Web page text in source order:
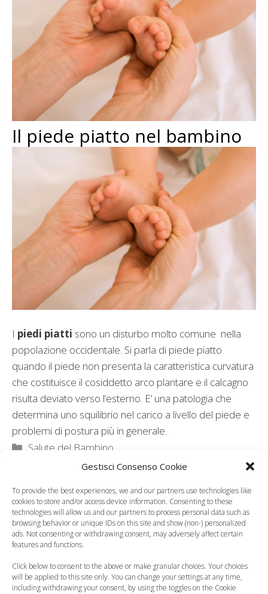
Gestisci Consenso Cookie
To provide the best experiences, we and our partners use technologies like
cookies to store and/or access device information. Consenting to these
technologies will allow us and our partners to process personal data such as
browsing behavior or unique IDs on this site and show (non-) personalized
ads. Not consenting or withdrawing consent, may adversely affect certain
features and functions.
Click below to consent to the above or make granular choices. Your choices
will be applied to this site only. You can change your settings at any time,
including withdrawing your consent, by using the toggles on the Cookie
Il piede piatto nel bambino
I piedi piatti sono un disturbo molto comune nella
popolazione occidentale. Si parla di piede piatto
quando il piede non presenta la caratteristica curvatura
che costituisce il cosiddetto arco plantare e il calcagno
risulta deviato verso l’esterno. E’ una patologia che
determina uno squilibrio nel carico a livello del piede e
problemi di postura più in generale.
Categorie
Salute del Bambino